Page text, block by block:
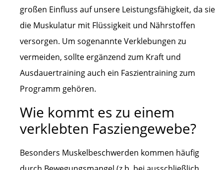
großen Einfluss auf unsere Leistungsfähigkeit, da sie
die Muskulatur mit Flüssigkeit und Nährstoffen
versorgen. Um sogenannte Verklebungen zu
vermeiden, sollte ergänzend zum Kraft und
Ausdauertraining auch ein Faszientraining zum
Programm gehören.
Wie kommt es zu einem
verklebten Fasziengewebe?
Besonders Muskelbeschwerden kommen häufig